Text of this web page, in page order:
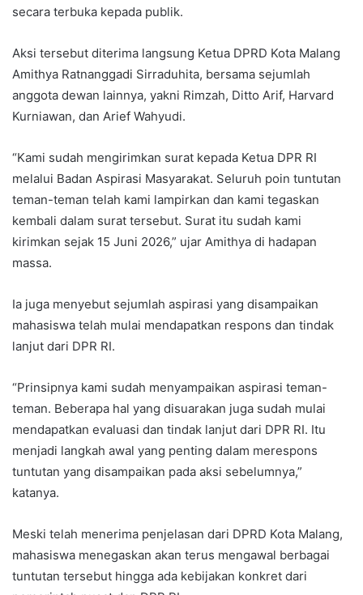
secara terbuka kepada publik.
Aksi tersebut diterima langsung Ketua DPRD Kota Malang
Amithya Ratnanggadi Sirraduhita, bersama sejumlah
anggota dewan lainnya, yakni Rimzah, Ditto Arif, Harvard
Kurniawan, dan Arief Wahyudi.
“Kami sudah mengirimkan surat kepada Ketua DPR RI
melalui Badan Aspirasi Masyarakat. Seluruh poin tuntutan
teman-teman telah kami lampirkan dan kami tegaskan
kembali dalam surat tersebut. Surat itu sudah kami
kirimkan sejak 15 Juni 2026,” ujar Amithya di hadapan
massa.
Ia juga menyebut sejumlah aspirasi yang disampaikan
mahasiswa telah mulai mendapatkan respons dan tindak
lanjut dari DPR RI.
“Prinsipnya kami sudah menyampaikan aspirasi teman-
teman. Beberapa hal yang disuarakan juga sudah mulai
mendapatkan evaluasi dan tindak lanjut dari DPR RI. Itu
menjadi langkah awal yang penting dalam merespons
tuntutan yang disampaikan pada aksi sebelumnya,”
katanya.
Meski telah menerima penjelasan dari DPRD Kota Malang,
mahasiswa menegaskan akan terus mengawal berbagai
tuntutan tersebut hingga ada kebijakan konkret dari